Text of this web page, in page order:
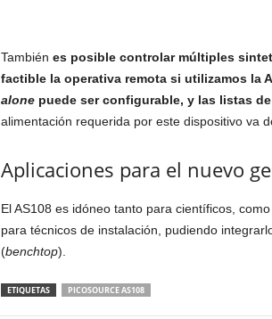
También es posible controlar múltiples
factible la operativa remota si utilizamos la
alonepuede ser configurable, y las listas de
alimentación requerida por este dispositivo va
Aplicaciones para el nuevo
El AS108 es idóneo tanto para científicos,
para técnicos de instalación, pudiendo
(benchtop).
ETIQUETAS PICOSOURCE AS108